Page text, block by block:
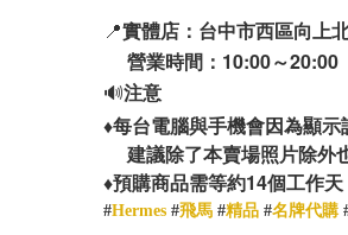
📍實體店：台中市西區向上
營業時間：10:00～20:00
🔊注意
♦️每台電腦與手機會因為顯
建議除了本賣場照片除外
♦️預購商品需等約14個工作天
#Hermes #飛馬 #精品 #名牌代購